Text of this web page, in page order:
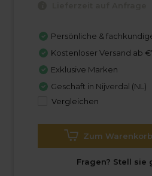
Persönliche &
Kostenloser Versand ab
Exklusive Marken
Geschäft in Nijverdal (NL)
Vergleichen
Zum
Fragen? Stell sie